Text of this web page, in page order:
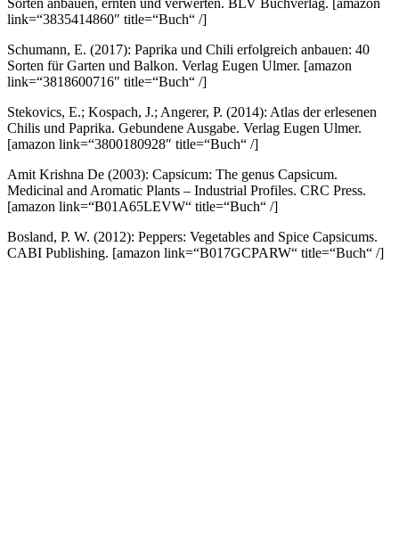
Sorten anbauen, ernten und verwerten. BLV Buchverlag. [amazon
link=“3835414860″ title=“Buch“ /]
Schumann, E. (2017): Paprika und Chili erfolgreich anbauen: 40
Sorten für Garten und Balkon. Verlag Eugen Ulmer. [amazon
link=“3818600716″ title=“Buch“ /]
Stekovics, E.; Kospach, J.; Angerer, P. (2014): Atlas der erlesenen
Chilis und Paprika. Gebundene Ausgabe. Verlag Eugen Ulmer.
[amazon link=“3800180928″ title=“Buch“ /]
Amit Krishna De (2003): Capsicum: The genus Capsicum.
Medicinal and Aromatic Plants – Industrial Profiles. CRC Press.
[amazon link=“B01A65LEVW“ title=“Buch“ /]
Bosland, P. W. (2012): Peppers: Vegetables and Spice Capsicums.
CABI Publishing. [amazon link=“B017GCPARW“ title=“Buch“ /]